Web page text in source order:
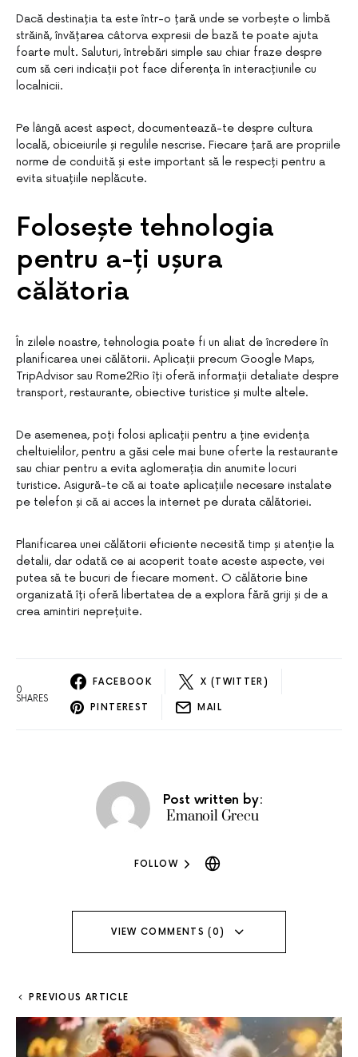
Dacă destinația ta este într-o țară unde se vorbește o limbă
străină, învățarea câtorva expresii de bază te poate ajuta
foarte mult. Saluturi, întrebări simple sau chiar fraze despre
cum să ceri indicații pot face diferența în interacțiunile cu
localnicii.
Pe lângă acest aspect, documentează-te despre cultura
locală, obiceiurile și regulile nescrise. Fiecare țară are propriile
norme de conduită și este important să le respecți pentru a
evita situațiile neplăcute.
Folosește tehnologia
pentru a-ți ușura
călătoria
În zilele noastre, tehnologia poate fi un aliat de încredere în
planificarea unei călătorii. Aplicații precum Google Maps,
TripAdvisor sau Rome2Rio îți oferă informații detaliate despre
transport, restaurante, obiective turistice și multe altele.
De asemenea, poți folosi aplicații pentru a ține evidența
cheltuielilor, pentru a găsi cele mai bune oferte la restaurante
sau chiar pentru a evita aglomerația din anumite locuri
turistice. Asigură-te că ai toate aplicațiile necesare instalate
pe telefon și că ai acces la internet pe durata călătoriei.
Planificarea unei călătorii eficiente necesită timp și atenție la
detalii, dar odată ce ai acoperit toate aceste aspecte, vei
putea să te bucuri de fiecare moment. O călătorie bine
organizată îți oferă libertatea de a explora fără griji și de a
crea amintiri neprețuite.
0
SHARES
FACEBOOK X (TWITTER)
PINTEREST MAIL
Post written by:
Emanoil Grecu
FOLLOW
VIEW COMMENTS (0)
PREVIOUS ARTICLE